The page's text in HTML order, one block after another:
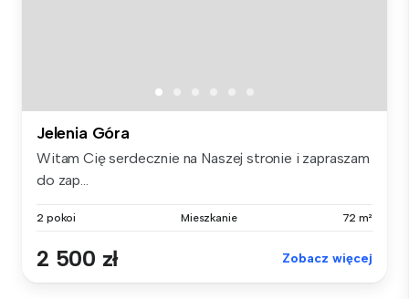
Jelenia Góra
Witam Cię serdecznie na Naszej stronie i zapraszam
do zap...
2 pokoi Mieszkanie 72 m²
2 500 zł Zobacz więcej